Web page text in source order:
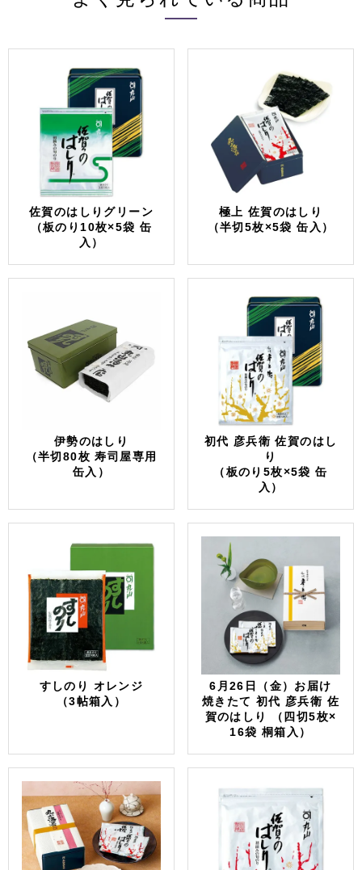
佐賀のはしりグリーン
（板のり10枚×5袋 缶
入）
極上 佐賀のはしり
（半切5枚×5袋 缶入）
伊勢のはしり
（半切80枚 寿司屋専用
缶入）
初代 彦兵衛 佐賀のはし
り
（板のり5枚×5袋 缶
入）
すしのり オレンジ
（3帖箱入）
6月26日（金）お届け
焼きたて 初代 彦兵衛 佐
賀のはしり （四切5枚×
16袋 桐箱入）